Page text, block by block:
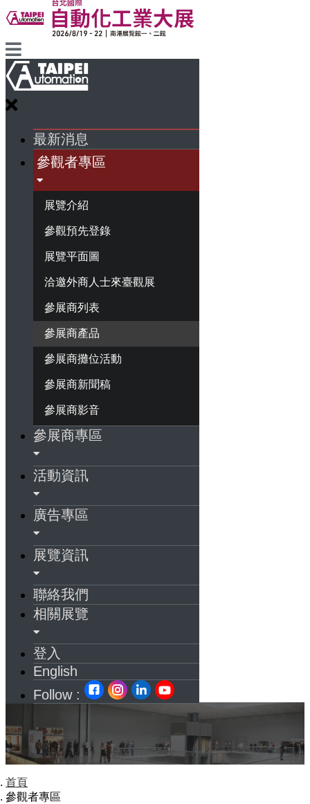
最新消息
參觀者專區
展覽介紹
參觀預先登錄
展覽平面圖
洽邀外商人士來臺觀展
參展商列表
參展商產品
參展商攤位活動
參展商新聞稿
參展商影音
參展商專區
活動資訊
廣告專區
展覽資訊
聯絡我們
相關展覽
登入
English
Follow :
首頁
參觀者專區